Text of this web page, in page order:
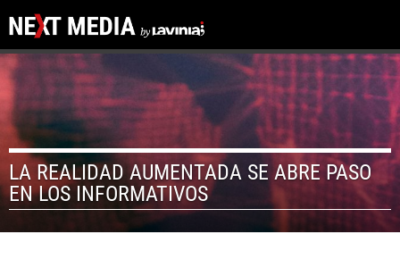
LA REALIDAD AUMENTADA SE ABRE PASO
EN LOS INFORMATIVOS